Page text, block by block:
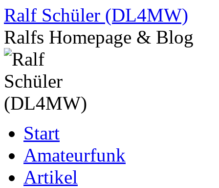
Zum
Inhalt
springen
Ralf Schüler (DL4MW)
Ralfs Homepage & Blog
Start
Amateurfunk
Artikel